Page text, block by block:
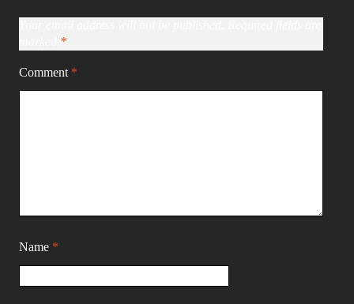
*
Comment *
Name *